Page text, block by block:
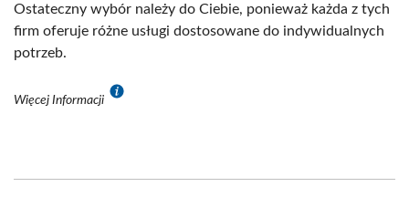
Ostateczny wybór należy do Ciebie, ponieważ każda z tych
firm oferuje różne usługi dostosowane do indywidualnych
potrzeb.
Więcej Informacji